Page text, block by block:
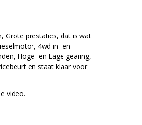
Grote prestaties, dat is wat
4wd in- en
Hoge- en Lage gearing,
en staat klaar voor
video.